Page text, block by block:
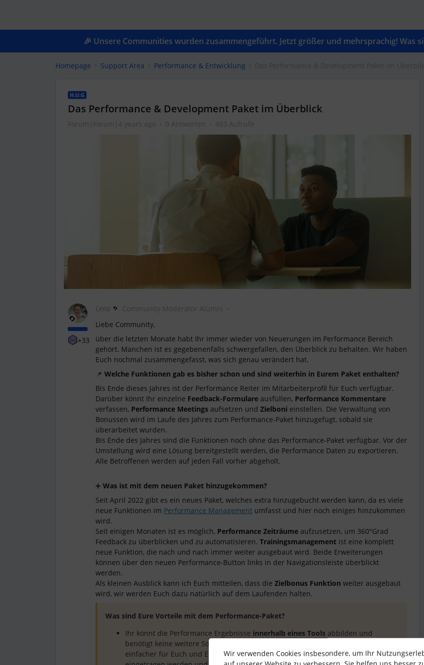
🎉 Unsere Communities wurden zusammengeführt. Jetzt größer und mehrsprachig! Was
Homepage Support Area Performance & Entwicklung
H.U.G
Das Performance & Development Paket im Überblick
Forum|Forum|4 years ago 0 Antworten 493 Aufrufe
+33
Lena
Community Moderator Alumni
Liebe Community,
über die letzten Monate habt Ihr immer wieder von Neuerungen im Performance Bereich
gehört. Manchen ist es gegebenenfalls schwergefallen, den Überblick zu behalten. Wir haben
Euch nochmal zusammengefasst, was sich genau verändert hat.
📌 Welche Funktionen gab es bisher schon und sind weiterhin in Eurem Paket enthalten?
Bis Ende dieses Jahres ist der Performance Reiter im Mitarbeiterprofil für Euch verfügbar.
Darüber könnt Ihr einzelne Feedback-Formulare ausfüllen, Performance Kommentare
verfassen, Performance Meetings aufsetzen und Zielboni einstellen. Die Verwaltung von
Bonussen wird im Laufe des Jahres zum Performance-Paket hinzugefügt, sobald sie
überarbeitet wurden.
Bis Ende des Jahres sind die Funktionen noch ohne das Performance-Paket verfügbar. Vor der
Umstellung wird eine Lösung bereitgestellt werden, die Performance Daten zu exportieren.
Alle Betroffenen werden auf jeden Fall vorher abgeholt.
➕ Was ist mit dem neuen Paket hinzugekommen?
Seit April 2022 gibt es ein neues Paket, welches extra hinzugebucht werden kann, da es viele
neue Funktionen im Performance Management umfasst und hier noch einiges hinzukommen
wird.
Seit einigen Monaten ist es möglich, Performance Zeiträume aufzusetzen, um 360°Grad
Feedback zu überblicken und zu automatisieren. Trainingsmanagement ist eine komplett
neue Funktion, die nach und nach immer weiter ausgebaut wird. Beide Erweiterungen
können über den neuen Performance-Button links in der Navigationsleiste überblickt
werden.
Als kleinen Ausblick kann ich Euch mitteilen, dass die Zielbonus Funktion weiter ausgebaut
wird, wir werden Euch dazu natürlich auf dem Laufenden halten.
Was sind Eure Vorteile mit dem Performance-Paket?
Ihr könnt die Performance Ergebnisse innerhalb eines Tools abbilden und
benötigt keine weitere Software für Euren Feedback-Zyklus. Das macht es
einfacher für Euch und Eure Mitarbeitenden. Daten müssen nur einmal
Wir verwenden Cookies insbesondere, um Ihr